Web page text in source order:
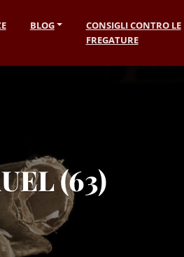
BLOG
CONSIGLI CONTRO LE
FREGATURE
(63)